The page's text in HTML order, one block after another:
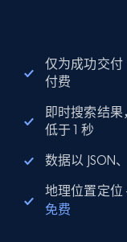
仅为成功交付
付费
即时搜索结果
低于 1 秒
数据以 JSON
地理位置定位
免费